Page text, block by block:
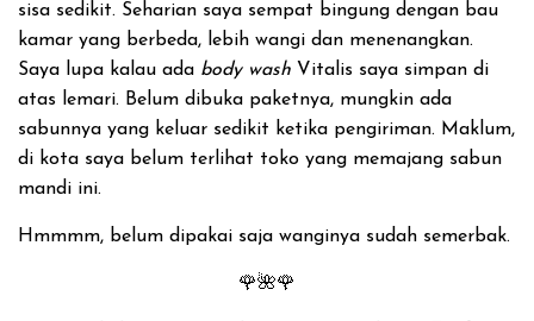
sisa sedikit. Seharian saya sempat bingung dengan bau
kamar yang berbeda, lebih wangi dan menenangkan.
Saya lupa kalau ada body wash Vitalis saya simpan di
atas lemari. Belum dibuka paketnya, mungkin ada
sabunnya yang keluar sedikit ketika pengiriman. Maklum,
di kota saya belum terlihat toko yang memajang sabun
mandi ini.
Hmmmm, belum dipakai saja wanginya sudah semerbak.
🌹🌺🌹